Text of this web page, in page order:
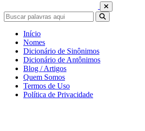
Início
Nomes
Dicionário de Sinônimos
Dicionário de Antônimos
Blog / Artigos
Quem Somos
Termos de Uso
Política de Privacidade